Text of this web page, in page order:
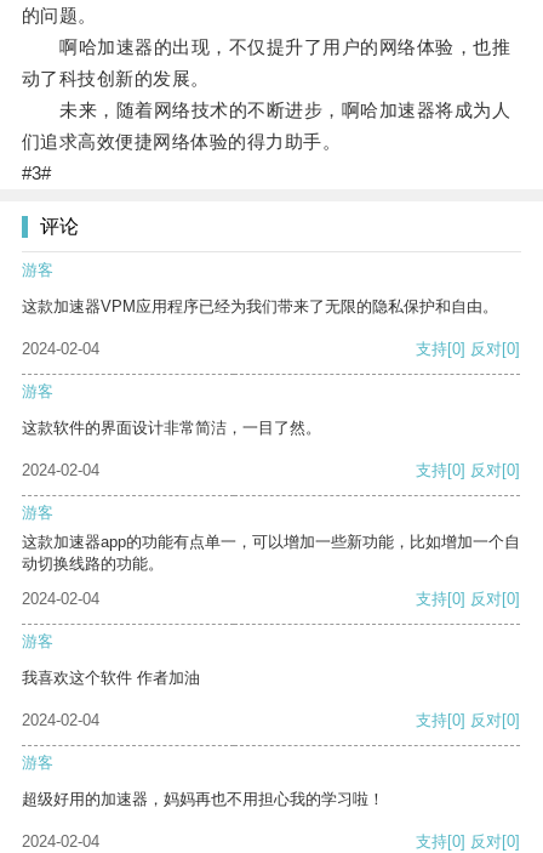
的问题。
啊哈加速器的出现，不仅提升了用户的网络体验，也推
动了科技创新的发展。
未来，随着网络技术的不断进步，啊哈加速器将成为人
们追求高效便捷网络体验的得力助手。
#3#
评论
游客
这款加速器VPM应用程序已经为我们带来了无限的隐私保护和自由。
2024-02-04 支持[0] 反对[0]
游客
这款软件的界面设计非常简洁，一目了然。
2024-02-04 支持[0] 反对[0]
游客
这款加速器app的功能有点单一，可以增加一些新功能，比如增加一个自
动切换线路的功能。
2024-02-04
支持[0] 反对[0]
游客
我喜欢这个软件 作者加油
2024-02-04 支持[0] 反对[0]
游客
超级好用的加速器，妈妈再也不用担心我的学习啦！
2024-02-04 支持[0] 反对[0]